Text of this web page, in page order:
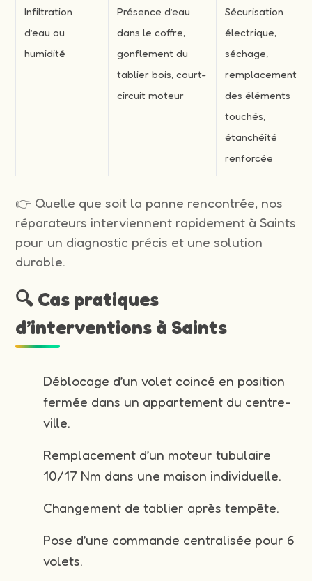
Infiltration
d’eau ou
humidité
Présence d’eau
dans le coffre,
gonflement du
tablier bois, court-
circuit moteur
Sécurisation
électrique,
séchage,
remplacement
des éléments
touchés,
étanchéité
renforcée
👉 Quelle que soit la panne rencontrée, nos
réparateurs interviennent rapidement à Saints
pour un diagnostic précis et une solution
durable.
🔍 Cas pratiques
d’interventions à Saints
Déblocage d’un volet coincé en position
fermée dans un appartement du centre-
ville.
Remplacement d’un moteur tubulaire
10/17 Nm dans une maison individuelle.
Changement de tablier après tempête.
Pose d’une commande centralisée pour 6
volets.